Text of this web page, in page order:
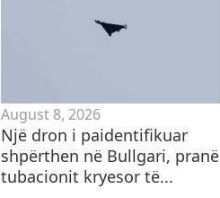
August 8, 2026
Një dron i paidentifikuar
shpërthen në Bullgari, pranë
tubacionit kryesor të...